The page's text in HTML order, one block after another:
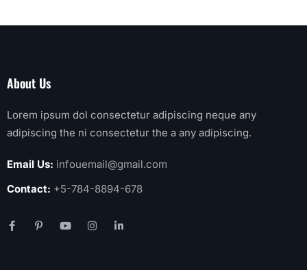
About Us
Lorem ipsum dol consectetur adipiscing neque any
adipiscing the ni consectetur the a any adipiscing.
Email Us: infouemail@gmail.com
Contact: +5-784-8894-678